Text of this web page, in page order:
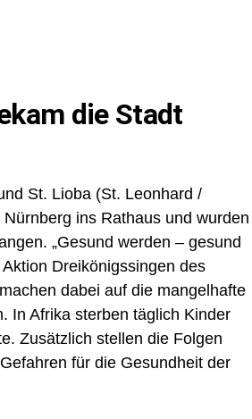
die Stadt
St. Lioba (St. Leonhard /
ins Rathaus und wurden
„Gesund werden – gesund
Dreikönigssingen des
dabei auf die mangelhafte
In Afrika sterben täglich Kinder
Zusätzlich stellen die Folgen
für die Gesundheit der